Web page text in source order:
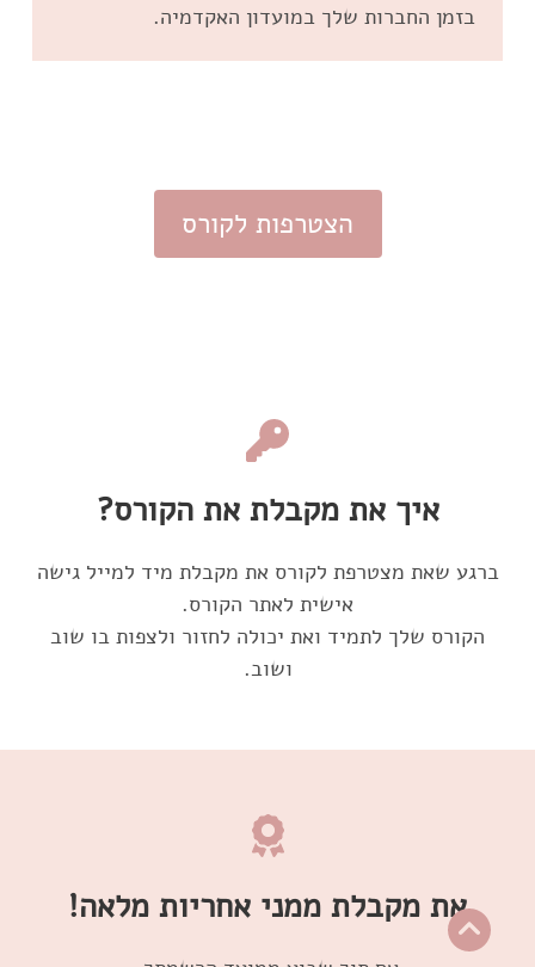
בזמן החברות שלך במועדון האקדמיה.
הצטרפות לקורס
איך את מקבלת את הקורס?
ברגע שאת מצטרפת לקורס את מקבלת מיד למייל גישה
הקורס שלך לתמיד ואת יכולה לחזור ולצפות בו שוב
ושוב.
את מקבלת ממני אחריות מלאה!